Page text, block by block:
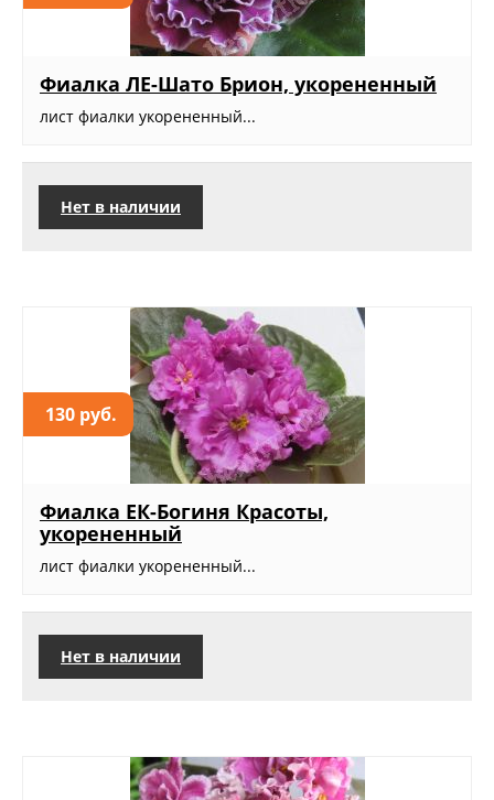
Фиалка ЛЕ-Шато Брион, укорененный
лист фиалки укорененный...
Нет в наличии
130 руб.
Фиалка ЕК-Богиня Красоты,
укорененный
лист фиалки укорененный...
Нет в наличии